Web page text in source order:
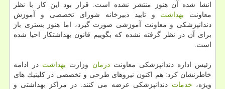
انشا شده آن هنوز منتشر نشده است. قرار بود این كار با نظر
معاونت بهداشت و تایید دبیرخانه شورای تخصصی و آموزش
دندانپزشكی و معاونت آموزشی صورت گیرد، اما هنوز بستری باز
برای آن در نظر گرفته نشده كه بگوییم قانون بهداشتكار احیا شده
است.
رئیس اداره دندانپزشكی معاونتدرمان وزارت بهداشت در ادامه
خاطرنشان كرد: هم اكنون نیروهای طرحی و تخصصی در كلینیك های
ویژه، خدمات دندانپزشكی عرضه می كنند. در مراكز بهداشتی و